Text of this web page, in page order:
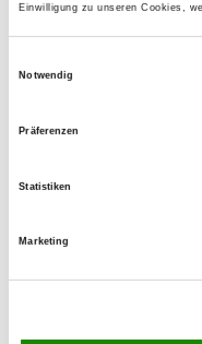
Einwilligung zu unseren Cookies,
Notwendig
Präferenzen
Statistiken
Marketing
0171 3424678
claudiakoch-
Homepage:
Schutzdienst,